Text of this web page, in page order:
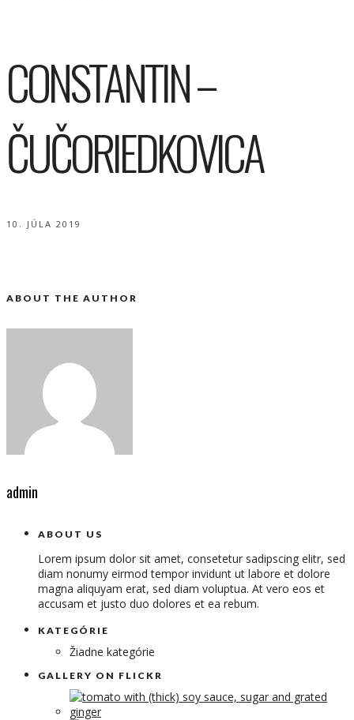
CONSTANTIN –
ČUČORIEDKOVICA
10. JÚLA 2019
ABOUT THE AUTHOR
admin
ABOUT US
Lorem ipsum dolor sit amet, consetetur sadipscing elitr, sed
diam nonumy eirmod tempor invidunt ut labore et dolore
magna aliquyam erat, sed diam voluptua. At vero eos et
accusam et justo duo dolores et ea rebum.
KATEGÓRIE
Žiadne kategórie
GALLERY ON FLICKR